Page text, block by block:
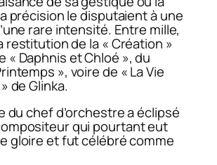
précision le disputaient à une
rare intensité. Entre mille,
restitution de la « Création »
« Daphnis et Chloé », du
», voire de « La Vie
de Glinka.
du chef d’orchestre a éclipsé
qui pourtant eut
gloire et fut célébré comme